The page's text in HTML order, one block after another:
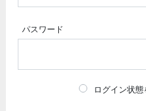
パスワード
ログイン状